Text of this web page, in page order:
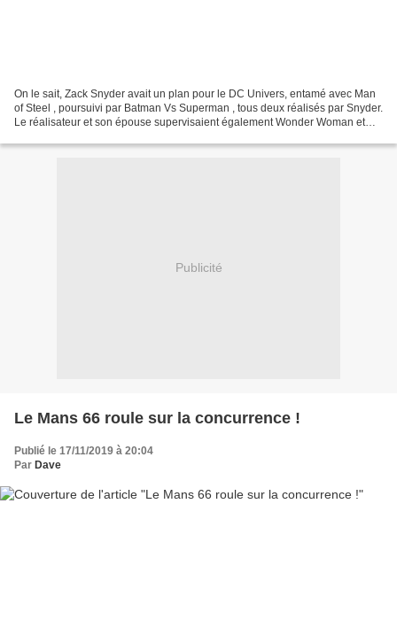
On le sait, Zack Snyder avait un plan pour le DC Univers, entamé avec Man
of Steel , poursuivi par Batman Vs Superman , tous deux réalisés par Snyder.
Le réalisateur et son épouse supervisaient également Wonder Woman et
Publicité
Le Mans 66 roule sur la concurrence !
Publié le 17/11/2019 à 20:04
Par Dave